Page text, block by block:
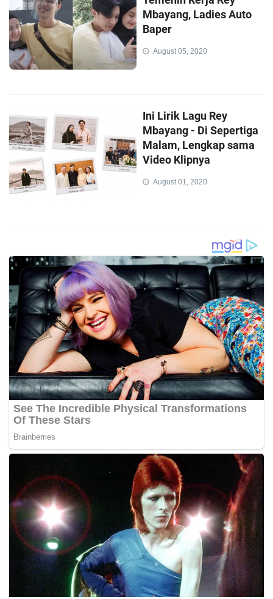
Mbayang, Ladies Auto
Baper
August 05, 2020
Ini Lirik Lagu Rey
Mbayang - Di Sepertiga
Malam, Lengkap sama
Video Klipnya
August 01, 2020